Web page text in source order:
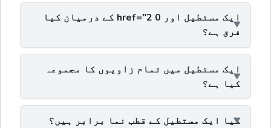
ایک مستطیل اور 0 href="2 کے درمیان کیا
فرق ہے؟
ایک مستطیل میں تمام زاویوں کا مجموعہ
کیا ہے؟
کیا ایک مستطیل کے قطب نما برابر ہیں؟